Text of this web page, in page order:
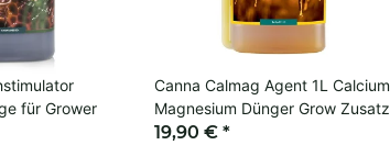
für Grower
Canna Calmag Agent 1L Calcium
Magnesium Dünger Grow Zusatz
19,90 € *